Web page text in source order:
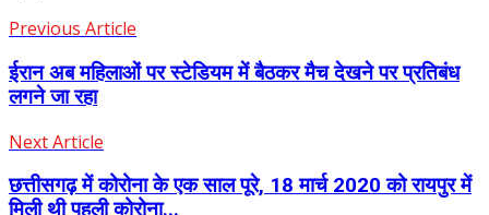
Previous Article
ईरान अब महिलाओं पर स्टेडियम में बैठकर मैच देखने पर प्रतिबंध
लगने जा रहा
Next Article
छत्तीसगढ़ में कोरोना के एक साल पूरे, 18 मार्च 2020 को रायपुर में
मिली थी पहली कोरोना...